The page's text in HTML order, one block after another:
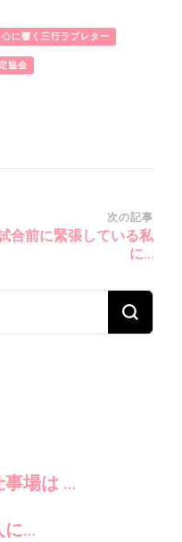
心に響く三行ラブレター
協会
次の記事
合前に緊張している私
に…
事場は …
に…